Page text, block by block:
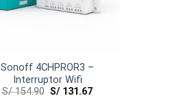
Sonoff 4CHPROR3 –
Interruptor Wifi
S/154.90 S/ 131.67